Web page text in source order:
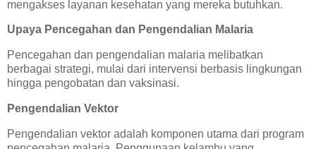
mengakses layanan kesehatan yang mereka butuhkan.
Upaya Pencegahan dan Pengendalian Malaria
Pencegahan dan pengendalian malaria melibatkan
berbagai strategi, mulai dari intervensi berbasis lingkungan
hingga pengobatan dan vaksinasi.
Pengendalian Vektor
Pengendalian vektor adalah komponen utama dari program